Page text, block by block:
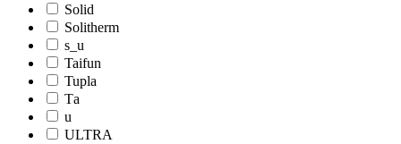
Solid
Solitherm
s_u
Taifun
Tupla
Tа
u
ULTRA